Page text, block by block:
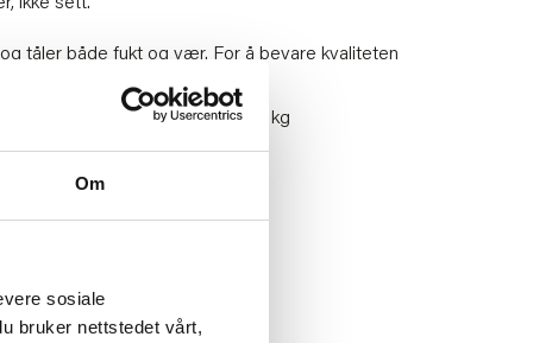
Om
sosiale
bruker nettstedet vårt,
tåler både fukt og vær. For å bevare kvaliteten
den tørt/inne utenfor sesong.
Maximum vektbelastning 110 kg
av tørr klut